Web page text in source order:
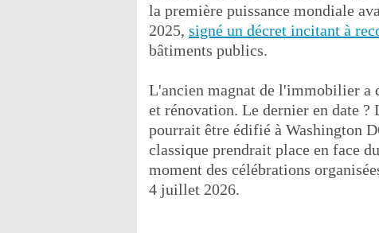
la première puissance mondiale
2025, signé un décret incitant à
bâtiments publics.
L'ancien magnat de l'immobilier a
et rénovation. Le dernier en date ?
pourrait être édifié à Washington
classique prendrait place en face
moment des célébrations
4 juillet 2026.